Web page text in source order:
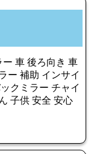
車 後ろ向き 車
ー 補助 インサイ
クミラー チャイ
子供 安全 安心